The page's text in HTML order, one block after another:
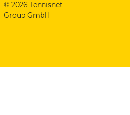
© 2026 Tennisnet
Group GmbH